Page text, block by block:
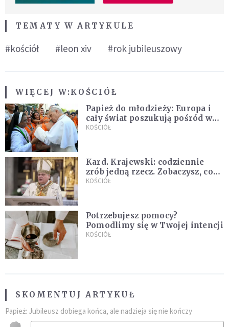
TEMATY W ARTYKULE
#kościół #leon xiv #rok jubileuszowy
WIĘCEJ W:KOŚCIÓŁ
Papież do młodzieży: Europa i
cały świat poszukują pośród was
nowych świętych
KOŚCIÓŁ
Kard. Krajewski: codziennie
zrób jedną rzecz. Zobaczysz, co
stanie się z twoim życiem
KOŚCIÓŁ
Potrzebujesz pomocy?
Pomodlimy się w Twojej intencji
KOŚCIÓŁ
SKOMENTUJ ARTYKUŁ
Papież: Jubileusz dobiega końca, ale nadzieja się nie kończy